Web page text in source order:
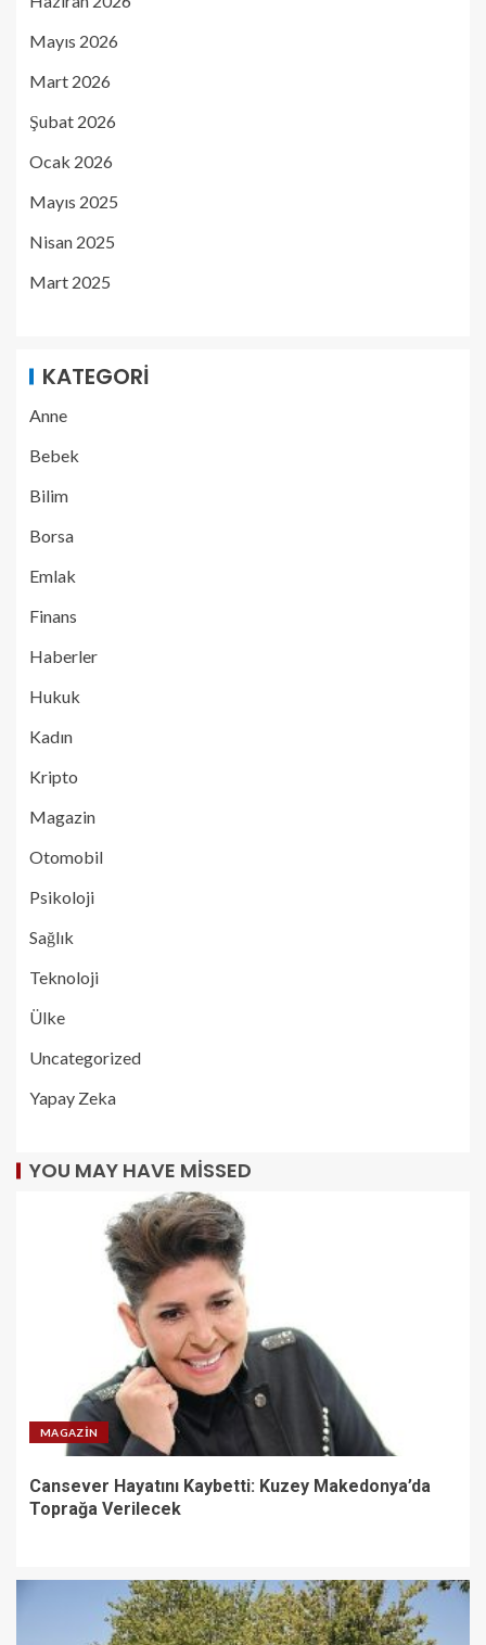
Mayıs 2026
Mart 2026
Şubat 2026
Ocak 2026
Mayıs 2025
Nisan 2025
Mart 2025
KATEGORI
Anne
Bebek
Bilim
Borsa
Emlak
Finans
Haberler
Hukuk
Kadın
Kripto
Magazin
Otomobil
Psikoloji
Sağlık
Teknoloji
Ülke
Uncategorized
Yapay Zeka
YOU MAY HAVE MISSED
MAGAZIN
Cansever Hayatını Kaybetti: Kuzey Makedonya’da
Toprağa Verilecek